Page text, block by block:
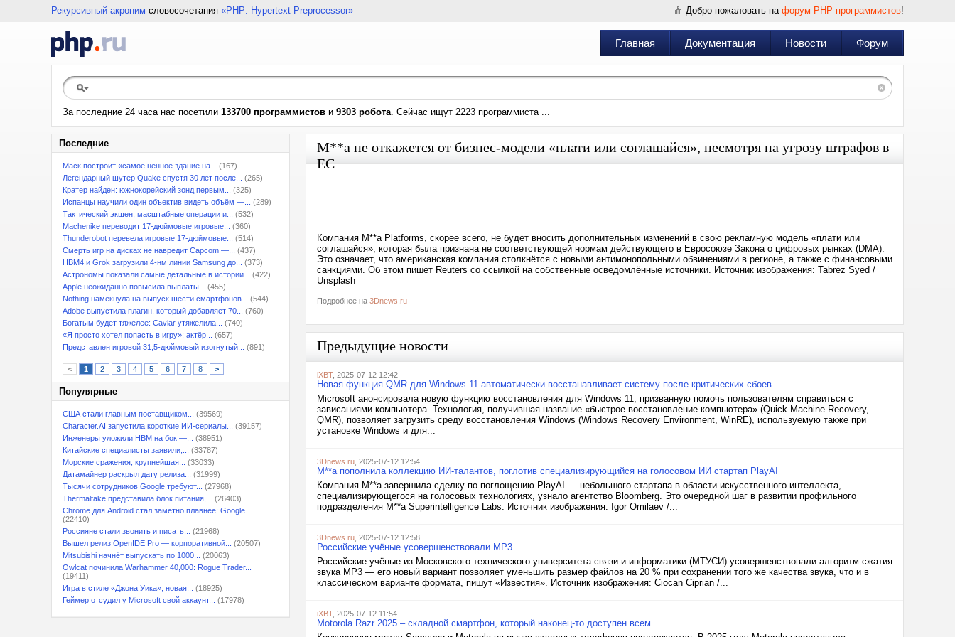
Рекурсивный акроним словосочетания «PHP: Hypertext Preprocessor» Добро пожаловать на форум PHP программистов!
Главная Документация Новости Форум
За последние 24 часа нас посетили 133700 программистов и 9303 робота. Сейчас ищут 2223 программиста ...
Последние
Маск построит «самое ценное здание на...
(167)
Легендарный шутер Quake спустя 30 лет после...
(265)
Кратер найден: южнокорейский зонд первым...
(325)
Испанцы научили один объектив видеть объём —...
(289)
Тактический экшен, масштабные операции и...
(532)
Machenike переводит 17-дюймовые игровые...
(360)
Thunderobot перевела игровые 17-дюймовые...
(514)
Смерть игр на дисках не навредит Capcom —...
(437)
HBM4 и Grok загрузили 4-нм линии Samsung до...
(373)
Астрономы показали самые детальные в истории...
(422)
Apple неожиданно повысила выплаты...
(455)
Nothing намекнула на выпуск шести смартфонов...
(544)
Adobe выпустила плагин, который добавляет 70...
(760)
Богатым будет тяжелее: Caviar утяжелила...
(740)
«Я просто хотел попасть в игру»: актёр...
(657)
Представлен игровой 31,5-дюймовый изогнутый...
(891)
< 1 2 3 4 5 6 7 8 >
Популярные
США стали главным поставщиком...
(39569)
Character.AI запустила короткие ИИ-сериалы...
(39157)
Инженеры уложили HBM на бок —...
(38951)
Китайские специалисты заявили,...
(33787)
Морские сражения, крупнейшая...
(33033)
Датамайнер раскрыл дату релиза...
(31999)
Тысячи сотрудников Google требуют...
(27968)
Thermaltake представила блок питания,...
(26403)
Chrome для Android стал заметно плавнее: Google...
(22410)
Россияне стали звонить и писать...
(21968)
Вышел релиз OpenIDE Pro — корпоративной...
(20507)
Mitsubishi начнёт выпускать по 1000...
(20063)
Owlcat починила Warhammer 40,000: Rogue Trader...
(19411)
Игра в стиле «Джона Уика», новая...
(18925)
Геймер отсудил у Microsoft свой аккаунт...
(17978)
M**a не откажется от бизнес-модели «плати или соглашайся», несмотря на угрозу штрафов в
ЕС
Компания M**a Platforms, скорее всего, не будет вносить дополнительных изменений в свою рекламную модель «плати или
соглашайся», которая была признана не соответствующей нормам действующего в Евросоюзе Закона о цифровых рынках (DMA).
Это означает, что американская компания столкнётся с новыми антимонопольными обвинениями в регионе, а также с финансовыми
санкциями. Об этом пишет Reuters со ссылкой на собственные осведомлённые источники. Источник изображения: Tabrez Syed /
Unsplash
Подробнее на 3Dnews.ru
Предыдущие новости
iXBT, 2025-07-12 12:42
Новая функция QMR для Windows 11 автоматически восстанавливает систему после критических сбоев
Microsoft анонсировала новую функцию восстановления для Windows 11, призванную помочь пользователям справиться с
зависаниями компьютера. Технология, получившая название «быстрое восстановление компьютера» (Quick Machine Recovery,
QMR), позволяет загрузить среду восстановления Windows (Windows Recovery Environment, WinRE), используемую также при
установке Windows и для...
3Dnews.ru , 2025-07-12 12:54
M**a пополнила коллекцию ИИ-талантов, поглотив специализирующийся на голосовом ИИ стартап PlayAI
Компания M**a завершила сделку по поглощению PlayAI — небольшого стартапа в области искусственного интеллекта,
специализирующегося на голосовых технологиях, узнало агентство Bloomberg. Это очередной шаг в развитии профильного
подразделения M**a Superintelligence Labs. Источник изображения: Igor Omilaev /...
3Dnews.ru , 2025-07-12 12:58
Российские учёные усовершенствовали MP3
Российские учёные из Московского технического университета связи и информатики (МТУСИ) усовершенствовали алгоритм сжатия
звука MP3 — его новый вариант позволяет уменьшить размер файлов на 20 % при сохранении того же качества звука, что и в
классическом варианте формата, пишут «Известия». Источник изображения: Ciocan Ciprian /...
iXBT, 2025-07-12 11:54
Motorola Razr 2025 – складной смартфон, который наконец-то доступен всем